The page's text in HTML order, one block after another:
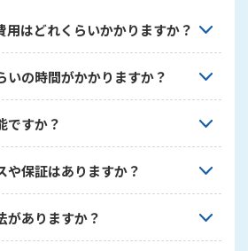
用はどれくらいかかりますか？
デジアンテナ設置で14,500円～、
置で15,000円～が目安です。正確
後にお見積りいたします。現地調
いの時間がかかりますか？
って変動することがありますが、
ディーに完了いたします。複数台
線工事が必要な場合は、それに応
ですか？
、繁忙期や天候状況によってはご
合もございますので、お早めにご
きる限りお客様のご希望に沿った
や保証はありますか？
保証をご提供しています。保証期
する不具合が生じた場合は、無償
がありますか？